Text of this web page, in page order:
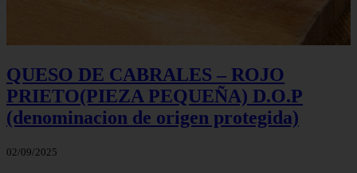
QUESO DE CABRALES – ROJO
PRIETO(PIEZA PEQUEÑA) D.O.P
(denominacion de origen protegida)
02/09/2025